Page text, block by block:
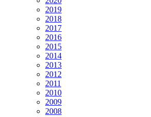
2019
2018
2017
2016
2015
2014
2013
2012
2011
2010
2009
2008